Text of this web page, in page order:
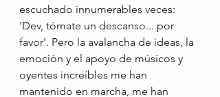
escuchado innumerables veces:
'Dev, tómate un descanso... por
favor'. Pero la avalancha de ideas, la
emoción y el apoyo de músicos y
oyentes increíbles me han
mantenido en marcha, me han